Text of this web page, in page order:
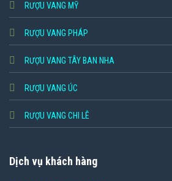
RƯỢU VANG MỸ
RƯỢU VANG PHÁP
RƯỢU VANG TÂY BAN NHA
RƯỢU VANG ÚC
RƯỢU VANG CHI LÊ
Dịch vụ khách hàng